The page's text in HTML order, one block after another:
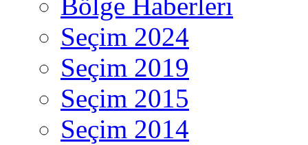
Seçim 2024
Seçim 2019
Seçim 2015
Seçim 2014